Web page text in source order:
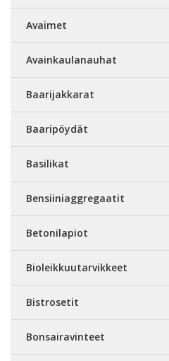
Avaimet
Avainkaulanauhat
Baarijakkarat
Baaripöydät
Basilikat
Bensiiniaggregaatit
Betonilapiot
Bioleikkuutarvikkeet
Bistrosetit
Bonsairavinteet